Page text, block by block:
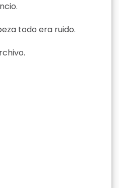
todo era ruido.